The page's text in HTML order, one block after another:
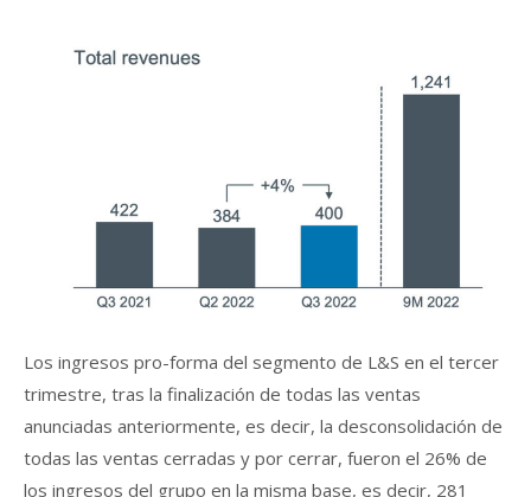
Los ingresos pro-forma del segmento de L&S en el tercer
trimestre, tras la finalización de todas las ventas
anunciadas anteriormente, es decir, la desconsolidación de
todas las ventas cerradas y por cerrar, fueron el 26% de
los ingresos del grupo en la misma base, es decir, 281